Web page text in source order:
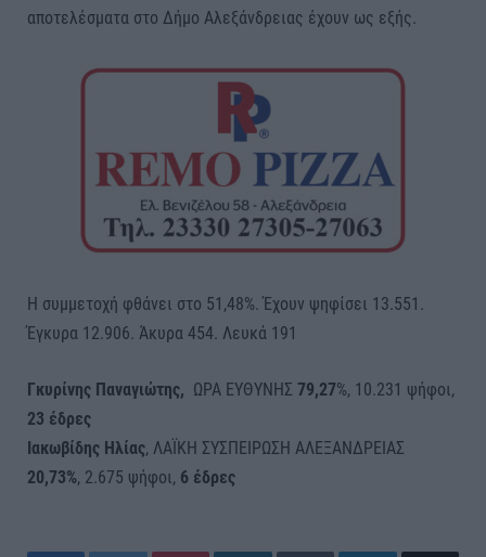
αποτελέσματα στο Δήμο Αλεξάνδρειας έχουν ως εξής.
Η συμμετοχή φθάνει στο 51,48%. Έχουν ψηφίσει 13.551.
Έγκυρα 12.906. Άκυρα 454. Λευκά 191
Γκυρίνης Παναγιώτης, ΩΡΑ ΕΥΘΥΝΗΣ 79,27%, 10.231 ψήφοι,
23 έδρες
Ιακωβίδης Ηλίας, ΛΑΪΚΗ ΣΥΣΠΕΙΡΩΣΗ ΑΛΕΞΑΝΔΡΕΙΑΣ
20,73%, 2.675 ψήφοι, 6 έδρες